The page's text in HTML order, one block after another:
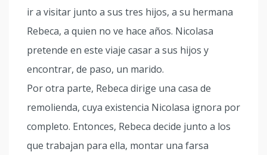
ir a visitar junto a sus tres hijos, a su hermana
Rebeca, a quien no ve hace años. Nicolasa
pretende en este viaje casar a sus hijos y
encontrar, de paso, un marido.
Por otra parte, Rebeca dirige una casa de
remolienda, cuya existencia Nicolasa ignora por
completo. Entonces, Rebeca decide junto a los
que trabajan para ella, montar una farsa